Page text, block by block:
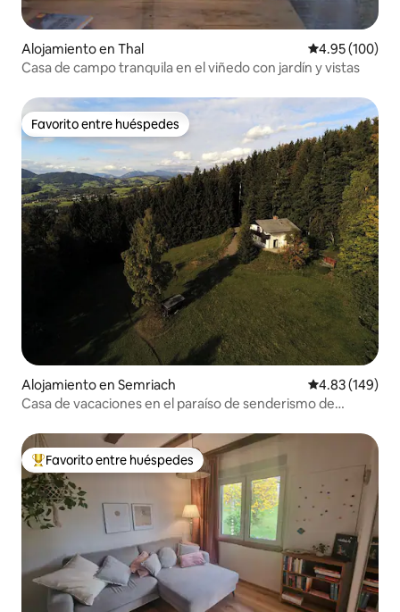
Alojamiento en Thal Calificación
4.95 (100)
Casa de campo tranquila en el viñedo con jardín y vistas
Favorito entre huéspedes
Favorito entre huéspedes
Alojamiento en Semriach Calificación
4.83 (149)
Casa de vacaciones en el paraíso de senderismo de
Favorito entre huéspedes preferido
Favorito entre huéspedes